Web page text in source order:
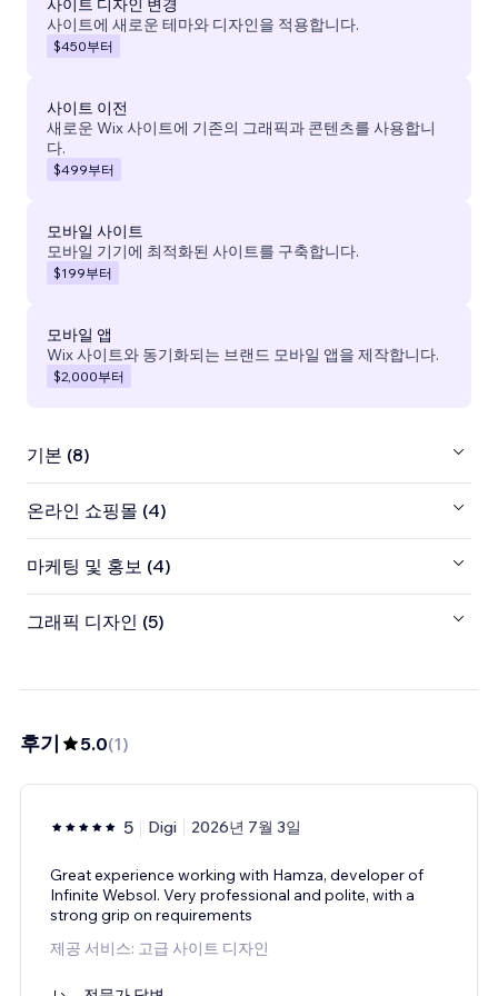
사이트 디자인 변경
사이트에 새로운 테마와 디자인을 적용합니다.
$450부터
사이트 이전
새로운 Wix 사이트에 기존의 그래픽과 콘텐츠를 사용합니
다.
$499부터
모바일 사이트
모바일 기기에 최적화된 사이트를 구축합니다.
$199부터
모바일 앱
Wix 사이트와 동기화되는 브랜드 모바일 앱을 제작합니다.
$2,000부터
기본 (8)
온라인 쇼핑몰 (4)
마케팅 및 홍보 (4)
그래픽 디자인 (5)
후기 5.0(1)
5 Digi 2026년 7월 3일
Great experience working with Hamza, developer of
Infinite Websol. Very professional and polite, with a
strong grip on requirements
제공 서비스: 고급 사이트 디자인